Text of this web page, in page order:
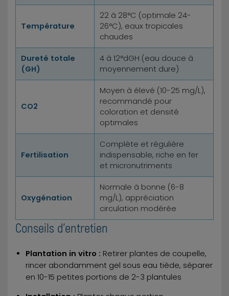
Température
22 à 28°C (optimale 24-
26°C), eaux tropicales
chaudes
Dureté totale
(GH)
4 à 12°dGH (eau douce à
moyennement dure)
CO2
Moyen à élevé (10-25 mg/L),
recommandé pour
coloration et densité
optimales
Fertilisation
Complète et régulière
indispensable, riche en fer
et micronutriments
Oxygénation
Normale à bonne (6-8
mg/L), appréciation
circulation modérée
Conseils d'entretien
Plantation in vitro : Retirer plantes de coupelle,
rincer abondamment gel sous eau tiède, séparer
en 10-15 petites portions de 2-3 plantules